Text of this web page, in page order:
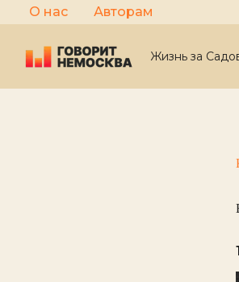
Перейти
к
содержимому
О нас Авторам
Жизнь за